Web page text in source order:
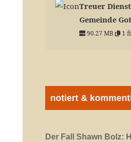
Treuer
Gemeinde
90.27 MB 1
notiert &
Der Fall Shawn Bolz: